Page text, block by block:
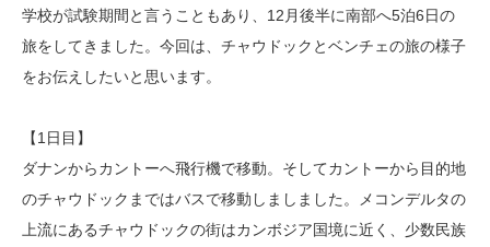
学校が試験期間と言うこともあり、12月後半に南部へ5泊6日の
旅をしてきました。今回は、チャウドックとベンチェの旅の様子
をお伝えしたいと思います。
【1日目】
ダナンからカントーへ飛行機で移動。そしてカントーから目的地
のチャウドックまではバスで移動しましました。メコンデルタの
上流にあるチャウドックの街はカンボジア国境に近く、少数民族